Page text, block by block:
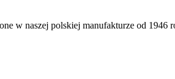
w naszej polskiej manufakturze od